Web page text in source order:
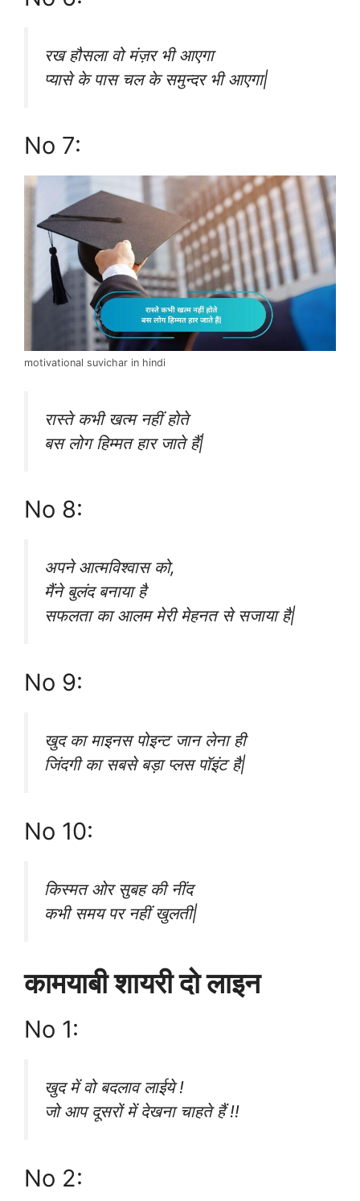
रख हौसला वो मंज़र भी आएगा
प्यासे के पास चल के समुन्दर भी आएगा|
No 7:
motivational suvichar in hindi
रास्ते कभी खत्म नहीं होते
बस लोग हिम्मत हार जाते हैं|
No 8:
अपने आत्मविश्वास को,
मैंने बुलंद बनाया है
सफलता का आलम मेरी मेहनत से सजाया है|
No 9:
खुद का माइनस पोइन्ट जान लेना ही
जिंदगी का सबसे बड़ा प्लस पॉइंट है|
No 10:
किस्मत ओर सुबह की नींद
कभी समय पर नहीं खुलती|
कामयाबी शायरी दो लाइन
No 1:
खुद में वो बदलाव लाईये !
जो आप दूसरों में देखना चाहते हैं !!
No 2: